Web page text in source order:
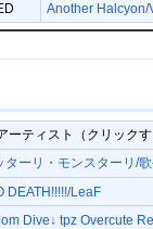
Another Halcyon/
ーティスト（クリック
ターリ・モンスターリ/
DEATH!!!!!/LeaF
Dive↓ tpz Overcute